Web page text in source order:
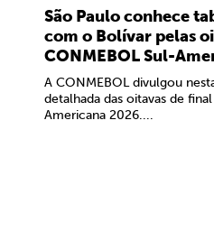
São Paulo conhece
com o Bolívar pelas
CONMEBOL Sul-
A CONMEBOL divulgou
detalhada das oitavas de
Americana 2026....